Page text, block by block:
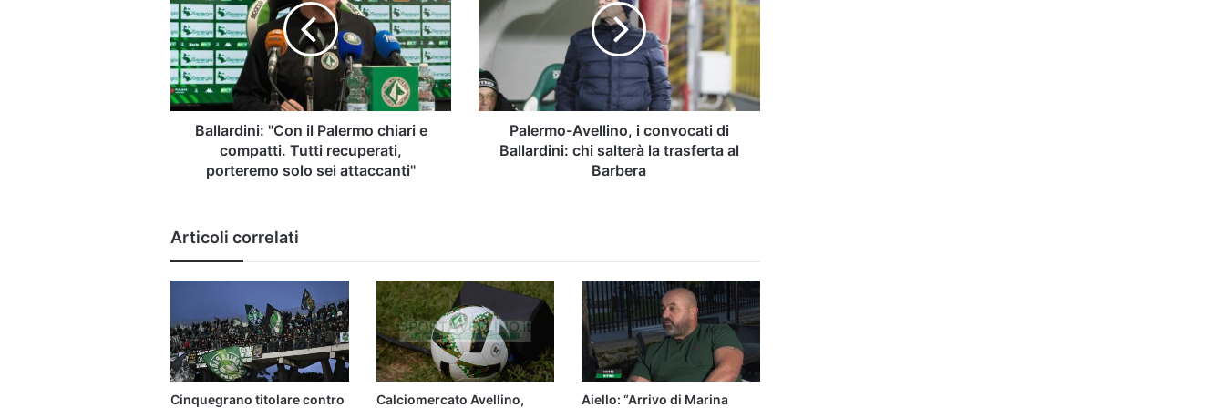
Palermo
chiari
e
compatti.
Tutti
recuperati,
porteremo
Ballardini: "Con il Palermo chiari e
compatti. Tutti recuperati,
porteremo solo sei attaccanti"
convocati
di
Ballardini:
chi
salterà
la
trasfertaPalermo-Avellino, i convocati di
Ballardini: chi salterà la trasferta al
Barbera
Articoli correlati
Cinquegrano titolare contro Calciomercato Avellino, Aiello: “Arrivo di Marina